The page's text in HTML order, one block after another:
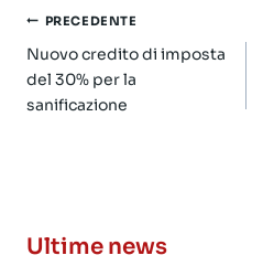
Navigazione
articoli
PRECEDENTE
Nuovo credito di imposta
del 30% per la
sanificazione
Ultime news